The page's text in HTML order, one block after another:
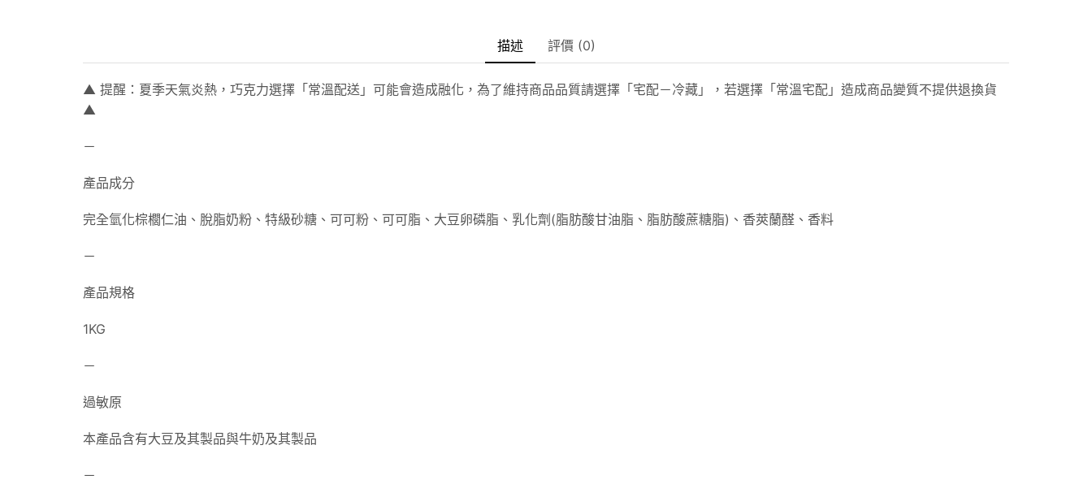
描述 評價 (0)
▲ 提醒：夏季天氣炎熱，巧克力選擇「常溫配送」可能會造成融化，為了維持商品品質請選擇「宅配－冷藏」，若選擇「常溫宅配」造成商品變質不提供退換貨
▲
－
產品成分
完全氫化棕櫚仁油、脫脂奶粉、特級砂糖、可可粉、可可脂、大豆卵磷脂、乳化劑(脂肪酸甘油脂、脂肪酸蔗糖脂)、香莢蘭醛、香料
－
產品規格
1KG
－
過敏原
本產品含有大豆及其製品與牛奶及其製品
－